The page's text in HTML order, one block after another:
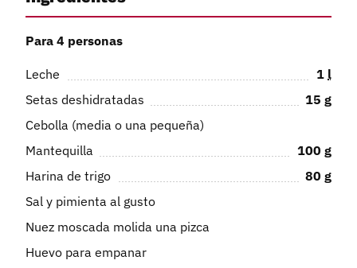
Para 4 personas
Leche 1 l
Setas deshidratadas
15 g
Cebolla (media o una pequeña)
Mantequilla
100 g
Harina de trigo
80 g
Sal y pimienta al gusto
Nuez moscada molida una pizca
Huevo para empanar